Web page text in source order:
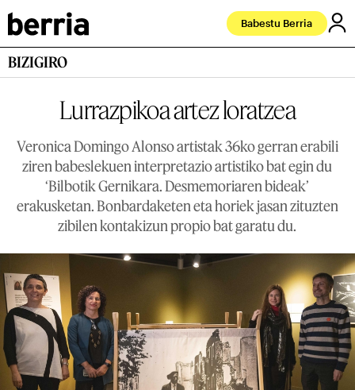
Babestu Berria
BIZIGIRO
Lurrazpikoa artez loratzea
Veronica Domingo Alonso artistak 36ko gerran erabili
ziren babeslekuen interpretazio artistiko bat egin du
‘Bilbotik Gernikara. Desmemoriaren bideak’
erakusketan. Bonbardaketen eta horiek jasan zituzten
zibilen kontakizun propio bat garatu du.